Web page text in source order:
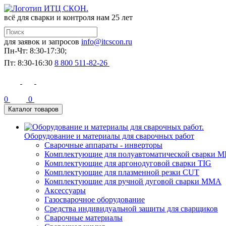
всё для сварки и контроля нам 25 лет
для заявок и запросов info@itcscon.ru
Пн-Чт: 8:30-17:30;
Пт: 8:30-16:30 8 800 511-82-26
0 0
Каталог товаров
Оборудование и материалы для сварочных работ
Сварочные аппараты - инверторы
Комплектующие для полуавтоматической сварки
Комплектующие для аргонодуговой сварки TIG
Комплектующие для плазменной резки CUT
Комплектующие для ручной дуговой сварки MMA
Аксессуары
Газосварочное оборудование
Средства индивидуальной защиты для сварщиков
Сварочные материалы